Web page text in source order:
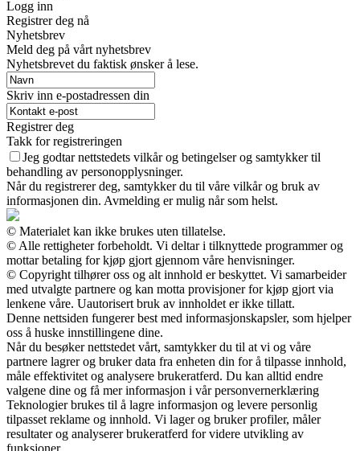
Logg inn
Registrer deg nå
Nyhetsbrev
Meld deg på vårt nyhetsbrev
Nyhetsbrevet du faktisk ønsker å lese.
Skriv inn e-postadressen din
Registrer deg
Takk for registreringen
Jeg godtar nettstedets vilkår og betingelser og samtykker til
behandling av personopplysninger.
Når du registrerer deg, samtykker du til våre vilkår og bruk av
informasjonen din. Avmelding er mulig når som helst.
© Materialet kan ikke brukes uten tillatelse.
© Alle rettigheter forbeholdt. Vi deltar i tilknyttede programmer og
mottar betaling for kjøp gjort gjennom våre henvisninger.
© Copyright tilhører oss og alt innhold er beskyttet. Vi samarbeider
med utvalgte partnere og kan motta provisjoner for kjøp gjort via
lenkene våre. Uautorisert bruk av innholdet er ikke tillatt.
Denne nettsiden fungerer best med informasjonskapsler, som hjelper
oss å huske innstillingene dine.
Når du besøker nettstedet vårt, samtykker du til at vi og våre
partnere lagrer og bruker data fra enheten din for å tilpasse innhold,
måle effektivitet og analysere brukeratferd. Du kan alltid endre
valgene dine og få mer informasjon i vår personvernerklæring
Teknologier brukes til å lagre informasjon og levere personlig
tilpasset reklame og innhold. Vi lager og bruker profiler, måler
resultater og analyserer brukeratferd for videre utvikling av